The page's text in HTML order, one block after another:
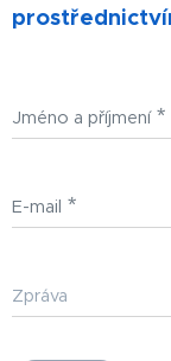
Jméno a příjmení
E-mail
Zpráva